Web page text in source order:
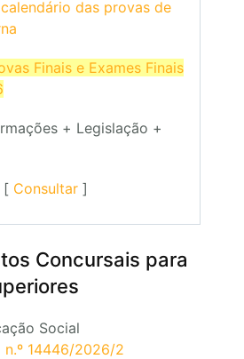
das provas de
Finais e Exames Finais
+ Legislação +
[ Consultar]
Concursais para
Social
14446/2026/2